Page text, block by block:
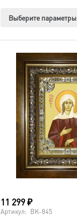
Выберите параметры
11 299₽
Артикул: BK-845